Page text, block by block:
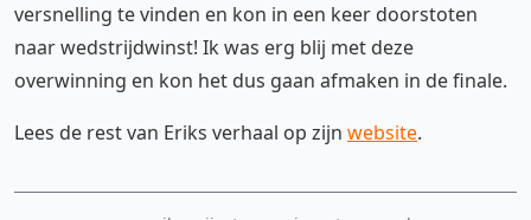
versnelling te vinden en kon in een keer doorstoten
naar wedstrijdwinst! Ik was erg blij met deze
overwinning en kon het dus gaan afmaken in de finale.
Lees de rest van Eriks verhaal op zijn website.